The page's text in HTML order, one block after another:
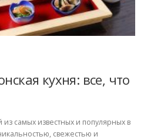
кухня: все, что
из самых известных и популярных в
свежестью и